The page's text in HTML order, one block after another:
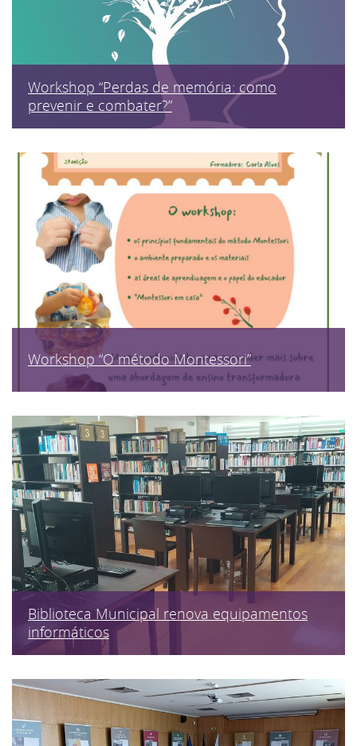
Workshop “Perdas de memória: como
prevenir e combater?”
Workshop “O método Montessori”
Biblioteca Municipal renova equipamentos
informáticos